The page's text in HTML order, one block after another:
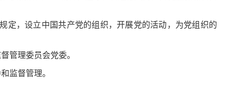
定，设立中国共产党的组织，开展党的活动，为党组织的
管理委员会党委。
监督管理。